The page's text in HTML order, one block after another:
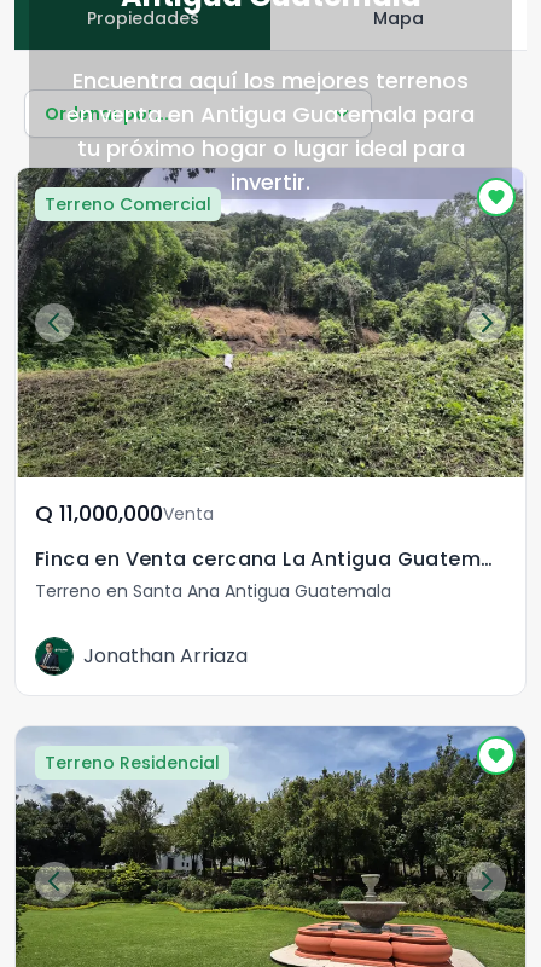
Encuentra aquí los mejores terrenos
en venta en Antigua Guatemala para
tu próximo hogar o lugar ideal para
invertir.
Propiedades Mapa
Ordenar por...
Terreno Comercial
Q	11,000,000Venta
Finca en Venta cercana La Antigua Guatemala
Terreno en Santa Ana Antigua Guatemala
Jonathan Arriaza
Terreno Residencial